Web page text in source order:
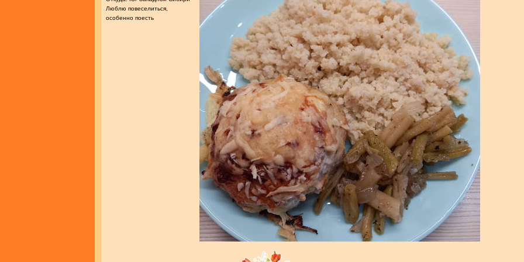
Люблю повеселиться,
особенно поесть